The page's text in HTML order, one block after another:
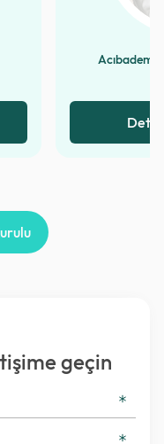
Acıbadem
geçin